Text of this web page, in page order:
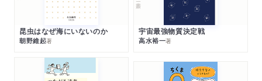
昆虫はなぜ海にいないのか
朝野維起著
宇宙最強物質決定戦
高水裕一著